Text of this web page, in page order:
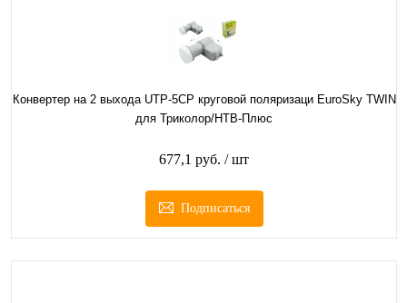
Конвертер на 2 выхода UTP-5CP круговой поляризаци EuroSky TWIN
для Триколор/НТВ-Плюс
677,1 руб. / шт
Подписаться